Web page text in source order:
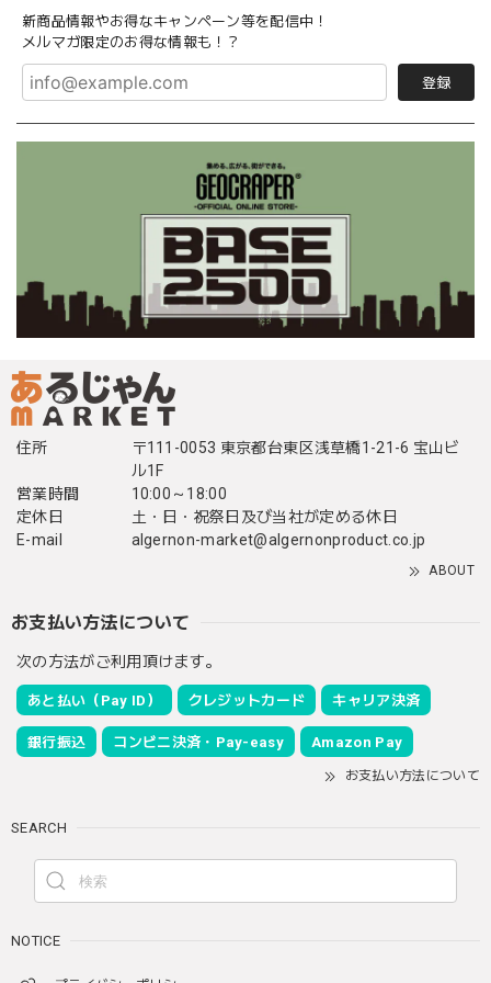
新商品情報やお得なキャンペーン等を配信中！
メルマガ限定のお得な情報も！？
登録
住所
〒111-0053 東京都台東区浅草橋1-21-6 宝山ビ
ル1F
営業時間
10:00～18:00
定休日
土・日・祝祭日及び当社が定める休日
E-mail
algernon-market@algernonproduct.co.jp
ABOUT
お支払い方法について
次の方法がご利用頂けます。
あと払い（Pay ID） クレジットカード キャリア決済
銀行振込 コンビニ決済・Pay-easy Amazon Pay
お支払い方法について
SEARCH
NOTICE